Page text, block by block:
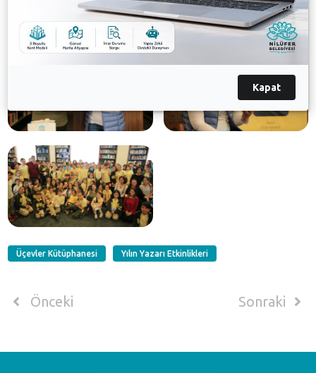
Üçevler Kütüphanesi Yılın Yazarı Etkinlikleri
Önceki Sonraki
Kapat